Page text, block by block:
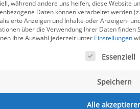
während andere uns helfen, diese Website
Daten können verarbeitet werden
Anzeigen und Inhalte oder Anzeigen-
über die Verwendung Ihrer Daten finden
Ihre Auswahl jederzeit unter Einstellungen
eine Liste der Service-Essenziell
Speichern
Alle